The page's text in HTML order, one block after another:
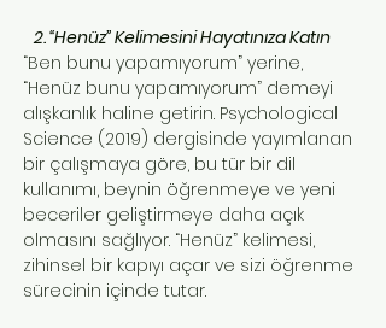
2. “Henüz” Kelimesini Hayatınıza Katın
“Ben bunu yapamıyorum” yerine,
“Henüz bunu yapamıyorum” demeyi
alışkanlık haline getirin. Psychological
Science (2019) dergisinde yayımlanan
bir çalışmaya göre, bu tür bir dil
kullanımı, beynin öğrenmeye ve yeni
beceriler geliştirmeye daha açık
olmasını sağlıyor. “Henüz” kelimesi,
zihinsel bir kapıyı açar ve sizi öğrenme
sürecinin içinde tutar.